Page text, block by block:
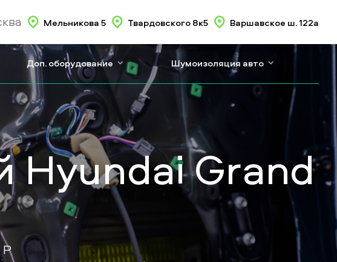
Мельникова 5 Твардовского 8к5 Варшавское ш. 122а
Доп. оборудование Шумоизоляция авто
Grand
P